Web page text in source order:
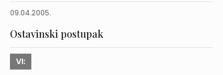
09.04.2005.
Ostavinski postupak
VI: